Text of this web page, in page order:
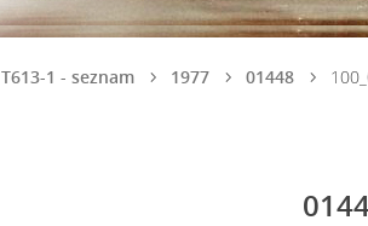
T613-1 - seznam 1977 01448